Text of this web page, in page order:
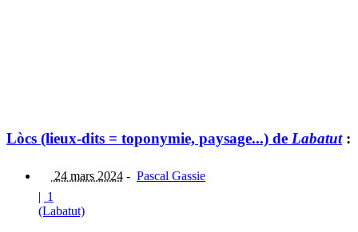
Lòcs (lieux-dits = toponymie, paysage...) de Labatut:
24 mars 2024 - Pascal Gassie
| 1
(Labatut)